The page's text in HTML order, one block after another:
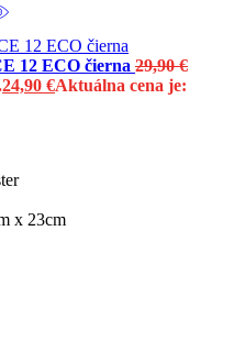
12 ECO čierna 29,90€
24,90 €Aktuálna cena je:
x 23cm